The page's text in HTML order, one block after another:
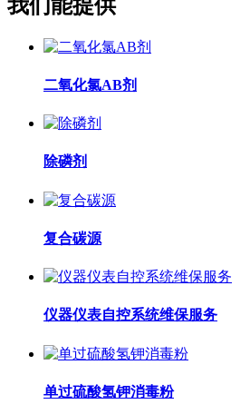
我们能提供
二氧化氯AB剂
除磷剂
复合碳源
仪器仪表自控系统维保服务
单过硫酸氢钾消毒粉